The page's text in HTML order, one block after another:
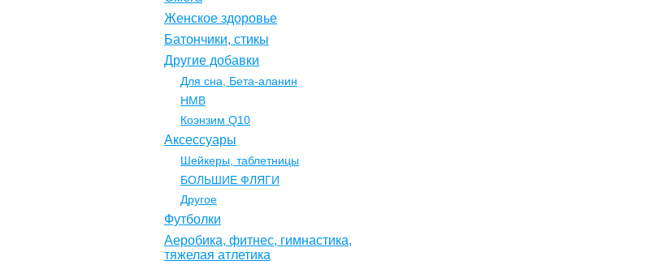
Женское здоровье
Батончики, стикы
Другие добавки
Для сна, Бета-аланин
НМВ
Коэнзим Q10
Аксессуары
Шейкеры, таблетницы
БОЛЬШИЕ ФЛЯГИ
Другое
Футболки
Аеробика, фитнес, гимнастика,
тяжелая атлетика